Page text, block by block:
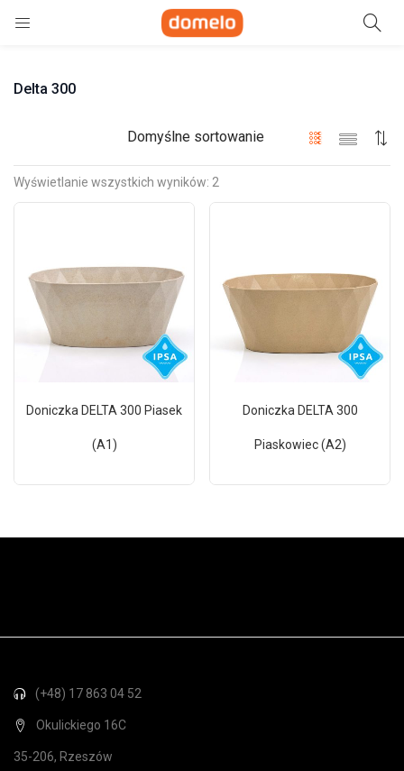
Szukaj
Delta 300
Wyświetlanie wszystkich wyników: 2
Domyślne sortowanie
Doniczka DELTA 300 Piasek
(A1)
Doniczka DELTA 300
Piaskowiec (A2)
(+48) 17 863 04 52
Okulickiego 16C
35-206, Rzeszów